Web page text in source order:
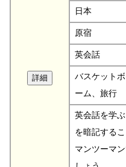
日本
原宿
英会話
バスケット
ーム、旅行
英会話を学
を暗記する
マンツーマ